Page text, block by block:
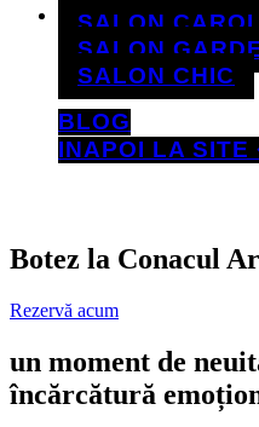
BLOG
INAPOI LA
SALON CAROL
SALON
SALON CHIC
BLOG
INAPOI LA SITE
Botez la Conacul
Rezervă acum
un moment de
încărcătură